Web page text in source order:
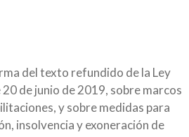
del texto refundido de la Ley
de junio de 2019, sobre marcos
y sobre medidas para
insolvencia y exoneración de